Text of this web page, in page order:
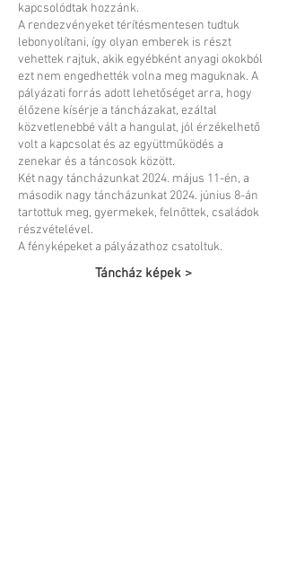
kapcsolódtak hozzánk.
A rendezvényeket térítésmentesen tudtuk
lebonyolítani, így olyan emberek is részt
vehettek rajtuk, akik egyébként anyagi okokból
ezt nem engedhették volna meg maguknak. A
pályázati forrás adott lehetőséget arra, hogy
élőzene kísérje a táncházakat, ezáltal
közvetlenebbé vált a hangulat, jól érzékelhető
volt a kapcsolat és az együttműködés a
zenekar és a táncosok között.
Két nagy táncházunkat 2024. május 11-én, a
második nagy táncházunkat 2024. június 8-án
tartottuk meg, gyermekek, felnőttek, családok
részvételével.
A fényképeket a pályázathoz csatoltuk.
Táncház képek >